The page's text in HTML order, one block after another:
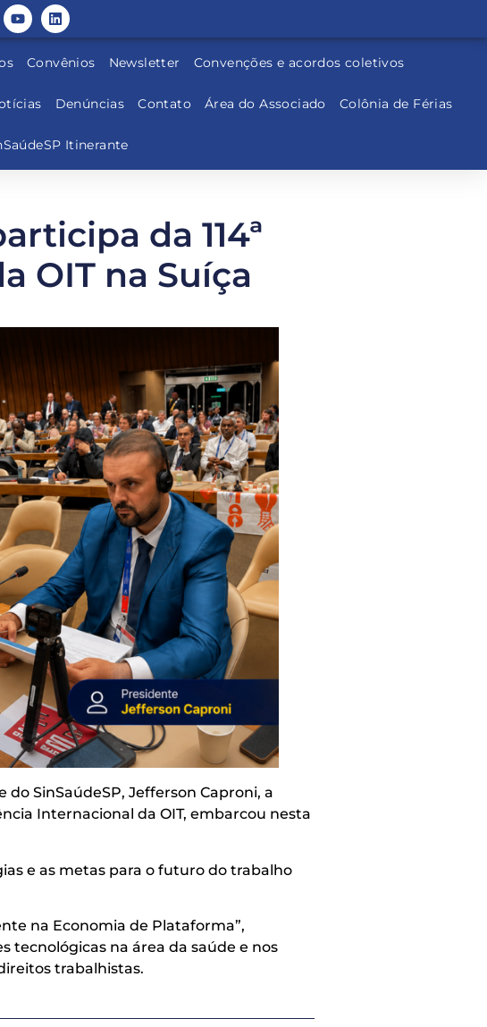
Convênios Newsletter Convenções e acordos coletivos
Denúncias Contato Área do Associado Colônia de Férias
Itinerante
da 114ª
OIT na Suíça
SinSaúdeSP, Jefferson Caproni, a
Internacional da OIT, embarcou nesta
e as metas para o futuro do trabalho
na Economia de Plataforma”,
tecnológicas na área da saúde e nos
trabalhistas.